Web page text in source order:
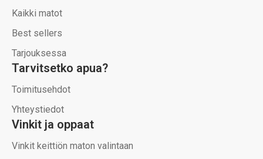
Kaikki matot
Best sellers
Tarjouksessa
Tarvitsetko apua?
Toimitusehdot
Yhteystiedot
Vinkit ja oppaat
Vinkit keittiön maton valintaan